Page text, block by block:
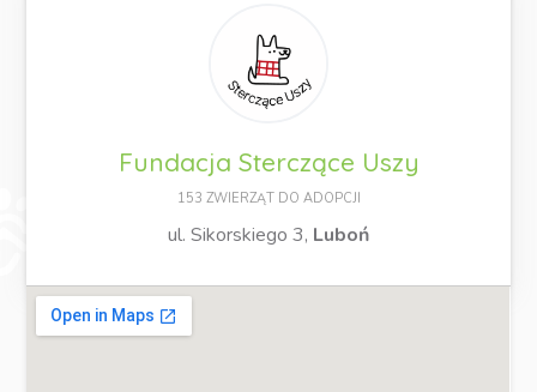
Fundacja Sterczące Uszy
153 ZWIERZĄT DO ADOPCJI
ul. Sikorskiego 3, Luboń